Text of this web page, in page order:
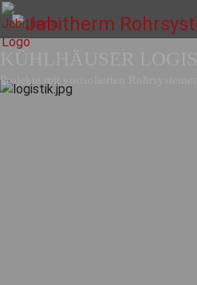
Projekte mit vorisolierten Rohrsystemen.